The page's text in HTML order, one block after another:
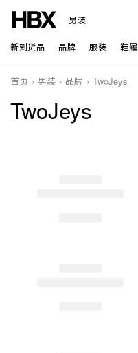
男装
新到货品 品牌 服装 鞋履
首页 男装 品牌 TwoJeys
TwoJeys